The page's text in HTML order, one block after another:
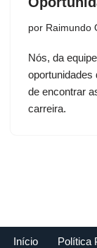
por Raimundo
Nós, da
oportunidades
de encontrar
carreira.
Início Política